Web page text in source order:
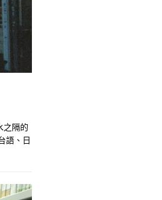
之隔的
語、日